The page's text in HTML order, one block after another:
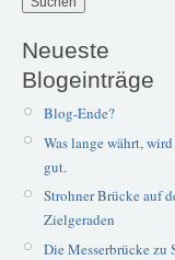
Neueste
Blogeinträge
Blog-Ende?
Was lange währt,
gut.
Strohner Brücke auf
Zielgeraden
Die Messerbrücke zu